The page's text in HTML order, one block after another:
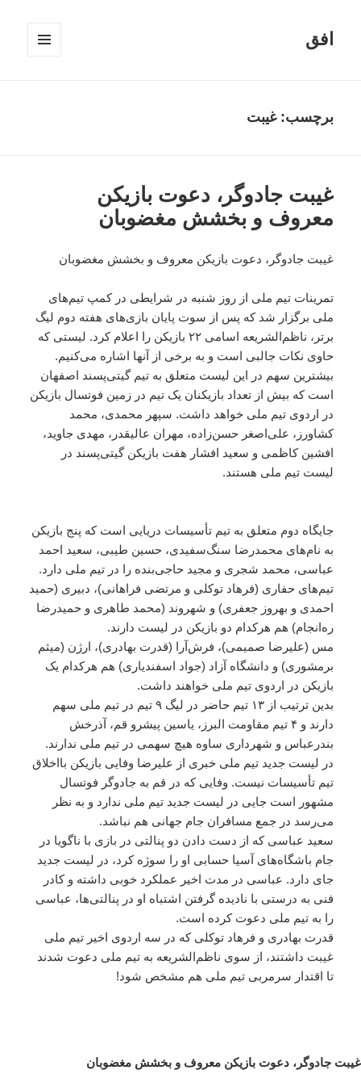
افق
برچسب:غیبت
غیبت جادوگر، دعوت بازیکن
معروف و بخشش مغضوبان
غیبت جادوگر، دعوت بازیکن معروف و بخشش مغضوبان
تمرینات تیم ملی از روز شنبه در شرایطی در کمپ تیم‌های
ملی برگزار شد که پس از سوت پایان بازی‌های هفته دوم لیگ
برتر، ناظم‌الشریعه اسامی ۲۲ بازیکن را اعلام کرد. لیستی که
حاوی نکات جالبی است و به برخی از آنها اشاره می‌کنیم.
بیشترین سهم در این لیست متعلق به تیم گیتی‌پسند اصفهان
است که بیش از تعداد بازیکنان یک تیم در زمین فوتسال بازیکن
در اردوی تیم ملی خواهد داشت. سپهر محمدی، محمد
کشاورز، علی‌اصغر حسن‌زاده، مهران عالیقدر، مهدی جاوید،
افشین کاظمی و سعید افشار هفت بازیکن گیتی‌پسند در
لیست تیم ملی هستند.
جایگاه دوم متعلق به تیم تأسیسات دریایی است که پنج بازیکن
به نام‌های محمدرضا سنگ‌سفیدی، حسین طیبی، سعید احمد
عباسی، محمد شجری و مجید حاجی‌بنده را در تیم ملی دارد.
تیم‌های حفاری (فرهاد توکلی و مرتضی فراهانی)، دبیری (حمید
احمدی و بهروز جعفری) و شهروند (محمد طاهری و حمیدرضا
ره‌انجام) هم هرکدام دو بازیکن در لیست دارند.
مس (علیرضا صمیمی)، فرش‌آرا (قدرت بهادری)، ارژن (‌میثم
برمشوری‌) و دانشگاه آزاد (جواد اسفندیاری) هم هرکدام یک
بازیکن در اردوی تیم ملی خواهند داشت.
بدین ترتیب از ۱۳ تیم حاضر در لیگ ۹ تیم در تیم ملی سهم
دارند و ۴ تیم مقاومت البرز، یاسین پیشرو قم، آذرخش
بندرعباس و شهرداری ساوه هیچ سهمی در تیم ملی ندارند.
در لیست جدید تیم ملی خبری از علیرضا وفایی بازیکن بااخلاق
تیم تأسیسات نیست. وفایی که در قم به جادوگر فوتسال
مشهور است جایی در لیست جدید تیم ملی ندارد و به نظر
می‌رسد در جمع مسافران جام جهانی‌ هم نباشد.
سعید عباسی که از دست دادن دو پنالتی در بازی با ناگویا در
جام باشگاه‌های آسیا حسابی او را سوژه کرد، در لیست جدید
جای دارد. عباسی در مدت اخیر عملکرد خوبی داشته و کادر
فنی به درستی با نادیده گرفتن اشتباه او در پنالتی‌ها، عباسی
را به تیم ملی دعوت کرده است.
قدرت بهادری و فرهاد توکلی که در سه اردوی اخیر تیم ملی
غیبت داشتند، از سوی ناظم‌الشریعه به تیم ملی دعوت شدند
تا اقتدار سرمربی تیم ملی هم مشخص شود!
غیبت جادوگر، دعوت بازیکن معروف و بخشش مغضوبان